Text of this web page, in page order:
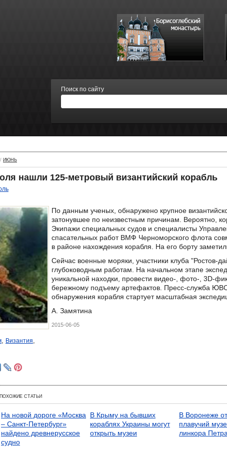
Поиск по сайту
/ ИЮНЬ
нашли 125-метровый византийский корабль
По данным ученых, обнаружено крупное
затонувшее по неизвестным причинам. Вероятно,
Экипажи специальных судов и специалисты
спасательных работ ВМФ Черноморского флота
в районе нахождения корабля. На его борту
Сейчас военные моряки, участники клуба "Ростов-
глубоководным работам. На начальном этапе
уникальной находки, провести видео-, фото-, 3D-
бережному подъему артефактов. Пресс-служба
обнаружения корабля стартует масштабная
А. Замятина
2015-06-05
, Византия,
ПОХОЖИЕ СТАТЬИ
На новой дороге «Москва
– Санкт-Петербург»
найдено древнерусское
судно
В Крыму на бывших
кораблях Украины могут
открыть музеи
В Воронеже
плавучий
линкора